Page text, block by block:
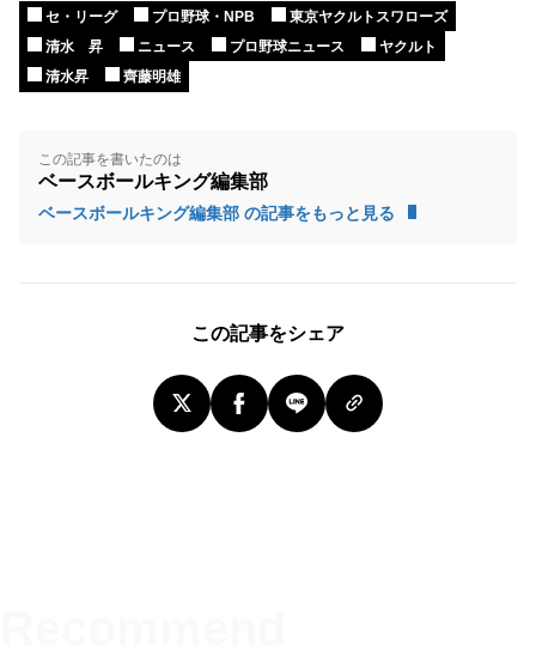
セ・リーグ プロ野球・NPB
東京ヤクルトスワローズ
清水 昇
ニュース プロ野球ニュース
ヤクルト
清水昇
齊藤明雄
この記事を書いたのは
ベースボールキング編集部
ベースボールキング編集部 の記事をもっと見る
この記事をシェア